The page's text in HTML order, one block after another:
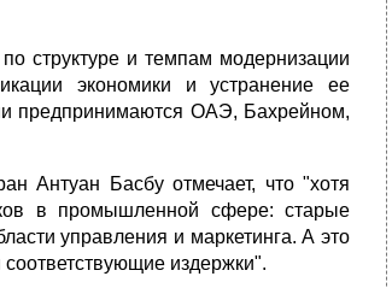
структуре и темпам модернизации
экономики и устранение ее
предпринимаются ОАЭ, Бахрейном,
Антуан Басбу отмечает, что "хотя
в промышленной сфере: старые
управления и маркетинга. А это
издержки".